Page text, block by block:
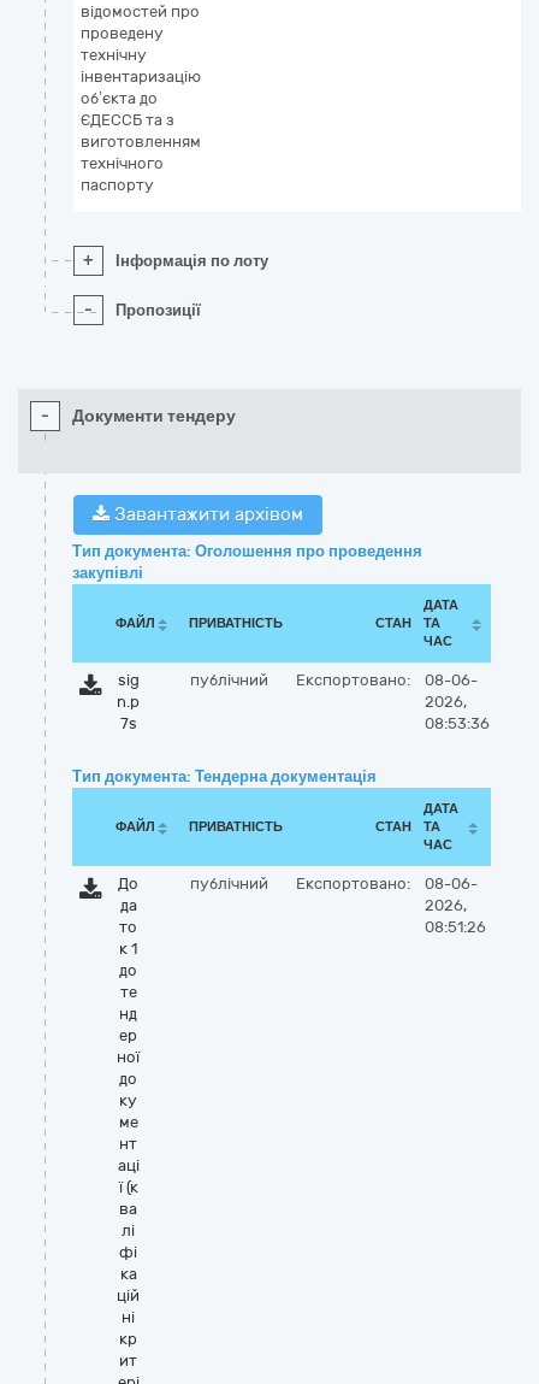
відомостей про
проведену
технічну
інвентаризацію
об’єкта до
ЄДЕССБ та з
виготовленням
технічного
паспорту
+ Інформація по лоту
- Пропозиції
- Документи тендеру
Завантажити архівом
Тип документа: Оголошення про проведення
закупівлі
ФАЙЛ ПРИВАТНІСТЬ СТАН
ДАТА
ТА
ЧАС
sig
n.p
7s
публічний Експортовано:
08-06-
2026,
08:53:36
Тип документа: Тендерна документація
ФАЙЛ ПРИВАТНІСТЬ СТАН
ДАТА
ТА
ЧАС
До
да
то
к 1
до
те
нд
ер
ної
до
ку
ме
нт
аці
ї (к
ва
лі
фі
ка
цій
ні
кр
ит
публічний Експортовано:
08-06-
2026,
08:51:26